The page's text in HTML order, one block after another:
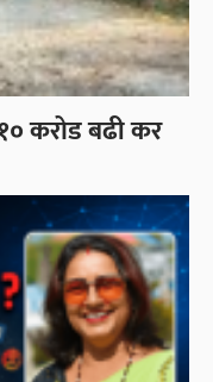
करोड बढी कर